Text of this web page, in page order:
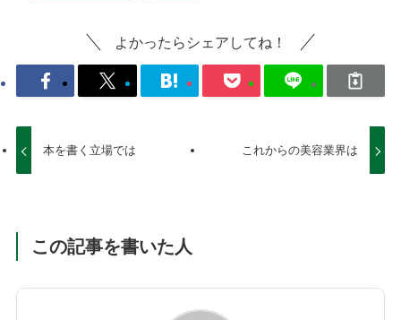
よかったらシェアしてね！
本を書く立場では これからの美容業界は
この記事を書いた人